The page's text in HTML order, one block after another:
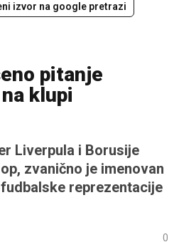
izvor na google pretrazi
pitanje
klupi
Liverpula i Borusije
zvanično je imenovan
reprezentacije
0